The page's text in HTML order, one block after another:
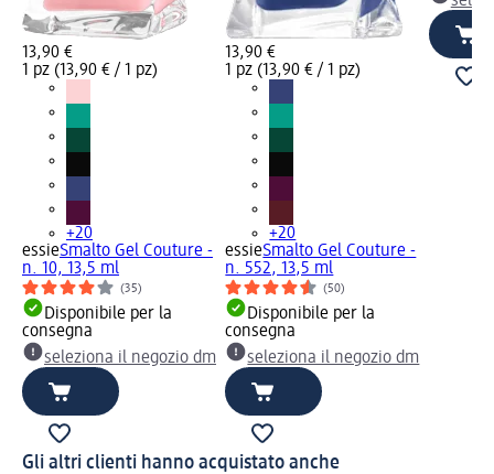
13,90 €
1 pz (13,90 € / 1 pz)
+20
essieSmalto Gel Couture -
n. 10, 13,5 ml
(35)
Disponibile per la
consegna
seleziona il negozio dm
13,90 €
1 pz (13,90 € / 1 pz)
+20
essieSmalto Gel Couture -
n. 552, 13,5 ml
(50)
Disponibile per la
consegna
seleziona il negozio dm
Gli altri clienti hanno acquistato anche